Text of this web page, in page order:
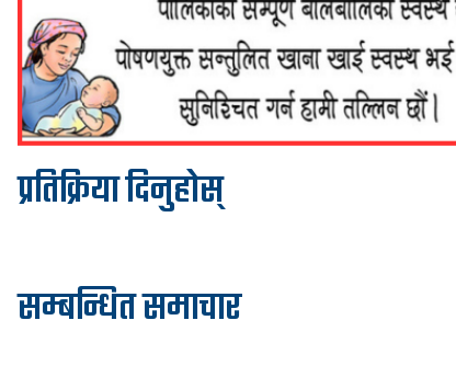
प्रतिक्रिया दिनुहोस्
सम्बन्धित समाचार